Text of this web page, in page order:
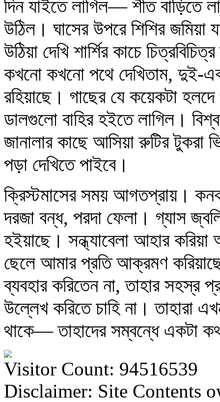
দিন যাইতে লাগিল— শীত বাড়িতে
উঠিল। ঘাসের উপরে শিশির
উঠিয়া দেখি শার্শির কাচে
কখনো কখনো পথে দেখিতাম, দুই-
রহিয়াছে। গাছের যে কয়েকটা হলদে
ডালগুলো বাহির হইতে লাগিল।
জানালার কাছে আসিয়া রুটির
পড়া দেখিতে পাইবে।
ক্রিস্টমাসের সময় আগতপ্রায়।
দরজা বন্ধ, পরদা ফেলা। গ্যাস
হইয়াছে। সন্ধ্যাবেলা আহার করিয়া
ছেলে আমার প্রতি আক্রমণ
ব্যবহার করিতেন না, তাহার সহস্র
উল্লেখ করিতে চাহি না। তাহারা
থাকে— তাহাদের সম্বন্ধে একটা
Visitor Count: 94516539
Disclaimer: Site Contents